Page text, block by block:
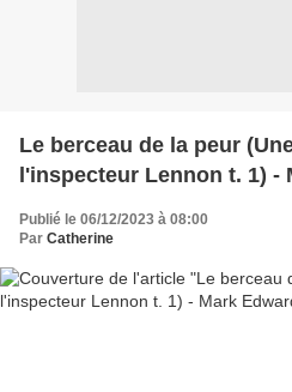
Le berceau de la peur
l'inspecteur Lennon t. 1) -
Publié le 06/12/2023 à 08:00
Par Catherine